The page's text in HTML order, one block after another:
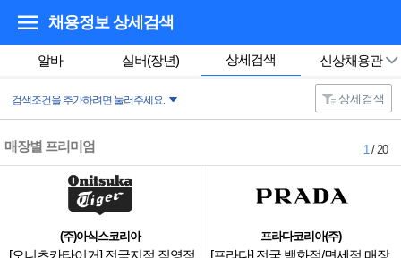
채용정보 상세검색
알바 실버(장년) 상세검색 신상채용관
검색조건을 추가하려면 눌러주세요. 상세검색
매장별 프리미엄 1/ 20
(주)아식스코리아
[오니츠카타이거] 전국지점 직영점
프라다코리아(주)
[프라다] 전국 백화점/면세점 매장